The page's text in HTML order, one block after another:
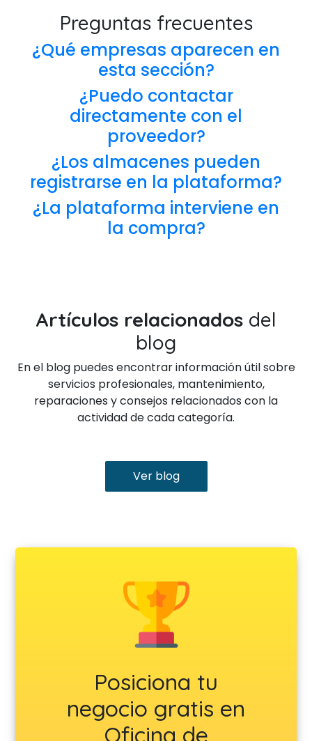
Preguntas frecuentes
¿Qué empresas aparecen en
esta sección?
¿Puedo contactar
directamente con el
proveedor?
¿Los almacenes pueden
registrarse en la plataforma?
¿La plataforma interviene en
la compra?
Artículos relacionados del
blog
En el blog puedes encontrar información útil sobre
servicios profesionales, mantenimiento,
reparaciones y consejos relacionados con la
actividad de cada categoría.
Ver blog
Posiciona tu
negocio gratis en
Oficina de